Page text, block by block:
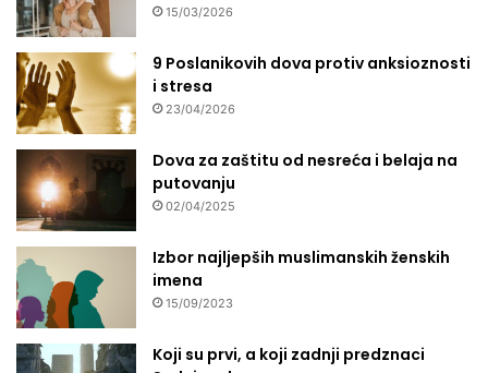
15/03/2026
9 Poslanikovih dova protiv anksioznosti
i stresa
23/04/2026
Dova za zaštitu od nesreća i belaja na
putovanju
02/04/2025
Izbor najljepših muslimanskih ženskih
imena
15/09/2023
Koji su prvi, a koji zadnji predznaci